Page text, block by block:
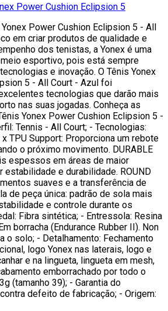
Power Cushion Eclipsion 5
Power Cushion Eclipsion 5 - All
em criar produtos de qualidade e
dos tenistas, a Yonex é uma
esportivo, pois está sempre
e inovação. O Tênis Yonex
5 - All Court - Azul foi
tecnologias que darão mais
nas suas jogadas. Conheça as
Yonex Power Cushion Eclipsion 5 -
Tennis - All Court; - Tecnologias:
x TPU Support: Proporciona um rebote
o próximo movimento. DURABLE
espessos em áreas de maior
estabilidade e durabilidade. ROUND
suaves e a transferência de
de peça única: padrão de sola mais
e controle durante os
Fibra sintética; - Entressola: Resina
borracha (Endurance Rubber II). Non
o solo; - Detalhamento: Fechamento
logo Yonex nas laterais, logo e
e na lingueta, lingueta em mesh,
emborrachado por todo o
(tamanho 39); - Garantia do
defeito de fabricação; - Origem: